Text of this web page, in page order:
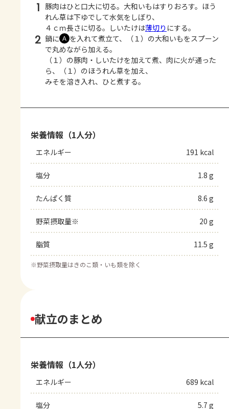
1 豚肉はひと口大に切る。大和いもはすりおろす。ほう
れん草は下ゆでして水気をしぼり、
４ｃｍ長さに切る。しいたけは薄切り にする。
2 鍋に Ａ を入れて煮立て、（１）の大和いもをスプーン
で丸めながら加える。
（１）の豚肉・しいたけを加えて煮、肉に火が通った
ら、（１）のほうれん草を加え、
みそを溶き入れ、ひと煮する。
栄養情報（1人分）
エネルギー 191 kcal
塩分 1.8 g
たんぱく質 8.6 g
野菜摂取量※ 20 g
脂質 11.5 g
※野菜摂取量はきのこ類・いも類を除く
献立のまとめ
栄養情報（1人分）
エネルギー 689 kcal
塩分 5.7 g